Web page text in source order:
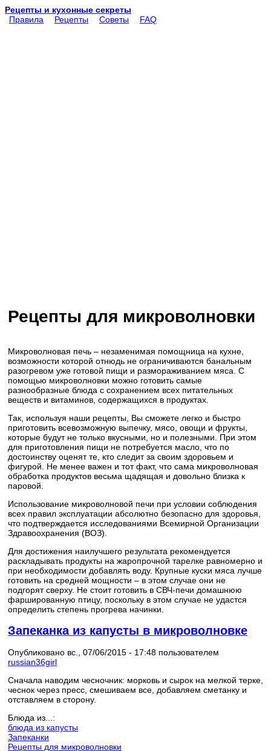
Рецепты и кухонные секреты
Правила
Рецепты Советы FAQ
Рецепты для микроволновки
Микроволновая печь – незаменимая помощница на кухне,
возможности которой отнюдь не ограничиваются банальным
разогревом уже готовой пищи и размораживанием мяса. С
помощью микроволновки можно готовить самые
разнообразные блюда с сохранением всех питательных
веществ и витаминов, содержащихся в продуктах.
Так, используя наши рецепты, Вы сможете легко и быстро
приготовить всевозможную выпечку, мясо, овощи и фрукты,
которые будут не только вкусными, но и полезными. При этом
для приготовления пищи не потребуется масло, что по
достоинству оценят те, кто следит за своим здоровьем и
фигурой. Не менее важен и тот факт, что сама микроволновая
обработка продуктов весьма щадящая и довольно близка к
паровой.
Использование микроволновой печи при условии соблюдения
всех правил эксплуатации абсолютно безопасно для здоровья,
что подтверждается исследованиями Всемирной Организации
Здравоохранения (ВОЗ).
Для достижения наилучшего результата рекомендуется
раскладывать продукты на жаропрочной тарелке равномерно и
при необходимости добавлять воду. Крупные куски мяса лучше
готовить на средней мощности – в этом случае они не
подгорят сверху. Не стоит готовить в СВЧ-печи домашнюю
фаршированную птицу, поскольку в этом случае не удастся
определить степень прогрева начинки.
Запеканка из капусты в микроволновке
Опубликовано вс., 07/06/2015 - 17:48 пользователем
russian36girl
Сначала наводим чесночник: морковь и сырок на мелкой терке,
чеснок через пресс, смешиваем все, добавляем сметанку и
отставляем в сторону.
Блюда из...:
блюда из капусты
Запеканки
Рецепты для микроволновки